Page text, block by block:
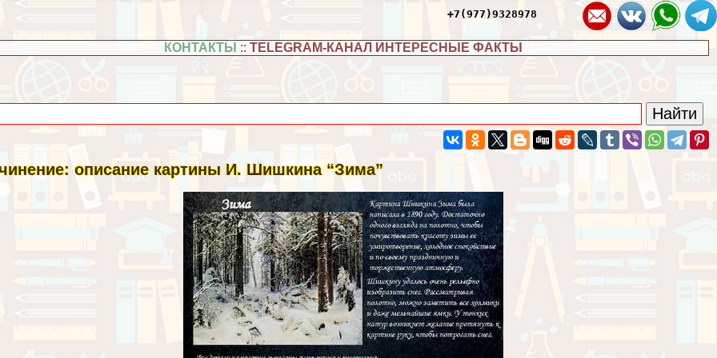
+7(977)9328978
КОНТАКТЫ ::TELEGRAM-КАНАЛ ИНТЕРЕСНЫЕ ФАКТЫ
описание картины И. Шишкина “Зима”